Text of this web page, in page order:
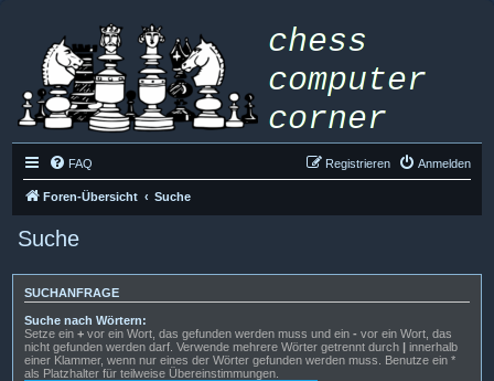
FAQ Anmelden
Registrieren
Foren-Übersicht Suche
Suche
SUCHANFRAGE
Suche nach Wörtern:
Setze ein + vor ein Wort, das gefunden werden muss und ein - vor ein Wort, das
nicht gefunden werden darf. Verwende mehrere Wörter getrennt durch | innerhalb
einer Klammer, wenn nur eines der Wörter gefunden werden muss. Benutze ein *
als Platzhalter für teilweise Übereinstimmungen.